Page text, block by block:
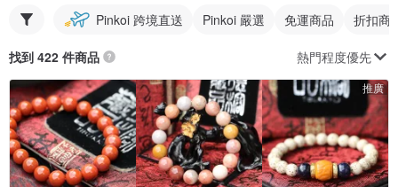
Pinkoi 跨境直送 Pinkoi 嚴選 免運商品 折扣商
找到 422 件商品 熱門程度優先
推廣